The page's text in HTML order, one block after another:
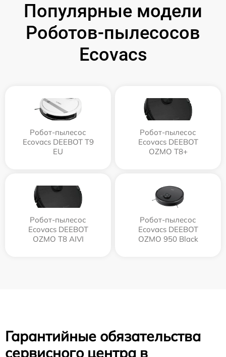
Популярные модели
Роботов-пылесосов
Ecovacs
Робот-пылесос
Ecovacs DEEBOT T9
EU
Робот-пылесос
Ecovacs DEEBOT
OZMO T8+
Робот-пылесос
Ecovacs DEEBOT
OZMO T8 AIVI
Робот-пылесос
Ecovacs DEEBOT
OZMO 950 Black
Гарантийные обязательства
сервисного центра в